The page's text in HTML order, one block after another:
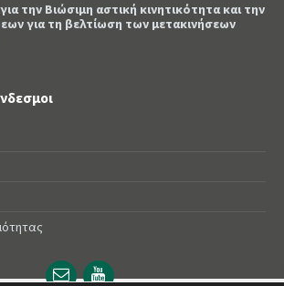
την Βιώσιμη αστική κινητικότητα και την
για τη βελτίωση των μετακινήσεων
EmailYouTube